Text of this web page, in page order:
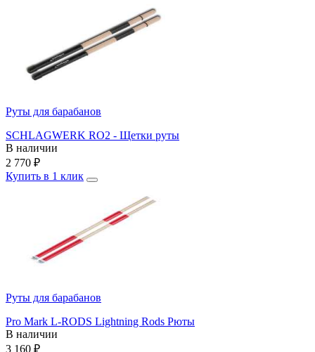
Руты для барабанов
SCHLAGWERK RO2 - Щетки руты
В наличии
2 770 ₽
Купить в 1 клик
Руты для барабанов
Pro Mark L-RODS Lightning Rods Рюты
В наличии
3 160 ₽